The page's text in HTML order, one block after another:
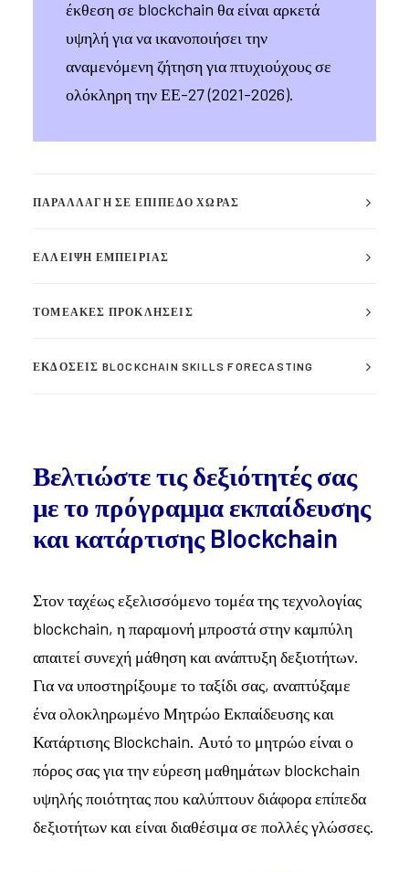
έκθεση σε blockchain θα είναι αρκετά
υψηλή για να ικανοποιήσει την
αναμενόμενη ζήτηση για πτυχιούχους σε
ολόκληρη την ΕΕ-27 (2021-2026).
ΠΑΡΑΛΛΑΓΉ ΣΕ ΕΠΊΠΕΔΟ ΧΏΡΑΣ
ΈΛΛΕΙΨΗ ΕΜΠΕΙΡΊΑΣ
ΤΟΜΕΑΚΈΣ ΠΡΟΚΛΉΣΕΙΣ
ΕΚΔΌΣΕΙΣ BLOCKCHAIN SKILLS FORECASTING
Βελτιώστε τις δεξιότητές σας
με το πρόγραμμα εκπαίδευσης
και κατάρτισης Blockchain
Στον ταχέως εξελισσόμενο τομέα της τεχνολογίας
blockchain, η παραμονή μπροστά στην καμπύλη
απαιτεί συνεχή μάθηση και ανάπτυξη δεξιοτήτων.
Για να υποστηρίξουμε το ταξίδι σας, αναπτύξαμε
ένα ολοκληρωμένο Μητρώο Εκπαίδευσης και
Κατάρτισης Blockchain. Αυτό το μητρώο είναι ο
πόρος σας για την εύρεση μαθημάτων blockchain
υψηλής ποιότητας που καλύπτουν διάφορα επίπεδα
δεξιοτήτων και είναι διαθέσιμα σε πολλές γλώσσες.